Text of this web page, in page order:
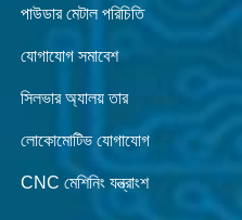
পাউডার মেটাল পরিচিতি
যোগাযোগ সমাবেশ
সিলভার অ্যালয় তার
লোকোমোটিভ যোগাযোগ
CNC মেশিনিং যন্ত্রাংশ